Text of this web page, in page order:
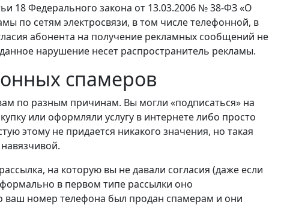
18 Федерального закона от 13.03.2006 № 38-ФЗ «О
по сетям электросвязи, в том числе телефонной, в
абонента на получение рекламных сообщений не
нарушение несет распространитель рекламы.
спамеров
по разным причинам. Вы могли «подписаться» на
или оформляли услугу в интернете либо просто
этому не придается никакого значения, но такая
на которую вы не давали согласия (даже если
в первом типе рассылки оно
ваш номер телефона был продан спамерам и они